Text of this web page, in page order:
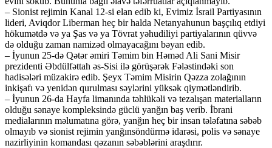
– Sionist rejimin Kanal 12-si elan edib ki, Evimiz İsrail Partiyasının
lideri, Aviqdor Liberman heç bir halda Netanyahunun başçılıq etdiyi
hökumətdə və ya Şas və ya Tövrat yəhudiliyi partiyalarının qüvvə
də olduğu zaman namizəd olmayacağını bəyan edib.
– İyunun 25-də Qətər əmiri Təmim bin Həməd Ali Sani Misir
prezidenti Əbdülfəttah əs-Sisi ilə görüşərək Fələstindəki son
hadisələri müzakirə edib. Şeyx Təmim Misirin Qəzza zolağının
inkişafı və yenidən qurulması səylərini yüksək qiymətləndirib.
– İyunun 26-da Hayfa limanında təhlükəli və tezalışan materialların
olduğu sənaye kompleksində güclü yanğın baş verib. İbrani
medialarının məlumatına görə, yanğın heç bir insan tələfatına səbəb
olmayıb və sionist rejimin yanğınsöndürmə idarəsi, polis və sənaye
nazirliyinin komandası qəzanın səbəblərini araşdırır.